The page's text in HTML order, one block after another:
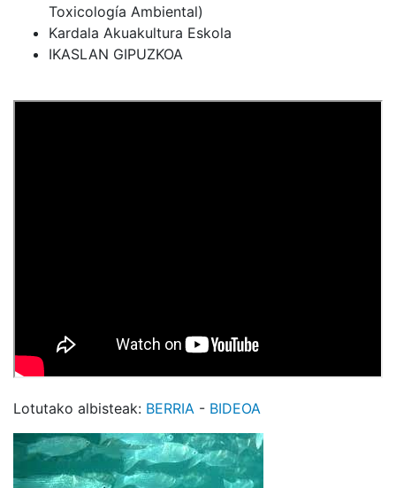
Toxicología Ambiental)
Kardala Akuakultura Eskola
IKASLAN GIPUZKOA
Lotutako albisteak: BERRIA - BIDEOA